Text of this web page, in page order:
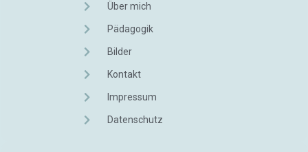
Über mich
Pädagogik
Bilder
Kontakt
Impressum
Datenschutz